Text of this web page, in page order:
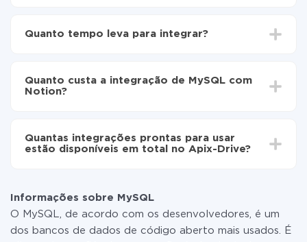
Notion
automaticamente de MySQL para Notion
Quanto tempo leva para integrar?
30 minutos. Em média, a configuração leva de 10 a 15
minutos.
Quanto custa a integração de MySQL com
Notion?
as tarifas. Você paga apenas pela quantidade de
dados que é realmente transferida de um de seus
ou mudar para um de pago, se necessário. Mais
detalhes sobretarifas.
Quantas integrações prontas para usar
estão disponíveis em total no Apix-Drive?
Informações sobre MySQL
O MySQL, de acordo com os desenvolvedores, é um
dos bancos de dados de código aberto mais usados. É